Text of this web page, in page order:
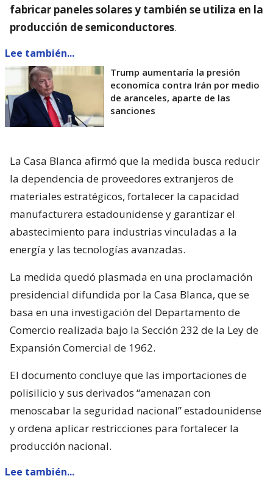
fabricar paneles solares y también se utiliza en la
producción de semiconductores.
Lee también...
Trump aumentaría la presión
economíca contra Irán por medio
de aranceles, aparte de las
sanciones
La Casa Blanca afirmó que la medida busca reducir
la dependencia de proveedores extranjeros de
materiales estratégicos, fortalecer la capacidad
manufacturera estadounidense y garantizar el
abastecimiento para industrias vinculadas a la
energía y las tecnologías avanzadas.
La medida quedó plasmada en una proclamación
presidencial difundida por la Casa Blanca, que se
basa en una investigación del Departamento de
Comercio realizada bajo la Sección 232 de la Ley de
Expansión Comercial de 1962.
El documento concluye que las importaciones de
polisilicio y sus derivados “amenazan con
menoscabar la seguridad nacional” estadounidense
y ordena aplicar restricciones para fortalecer la
producción nacional.
Lee también...